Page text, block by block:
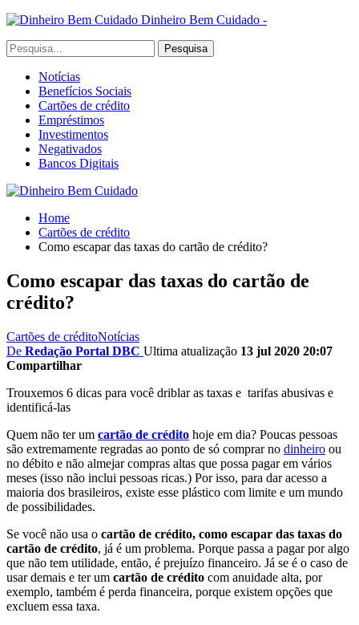
Dinheiro Bem Cuidado -
Notícias
Benefícios Sociais
Cartões de crédito
Empréstimos
Investimentos
Negativados
Bancos Digitais
Home
Cartões de crédito
Como escapar das taxas do cartão de crédito?
Como escapar das taxas do cartão de
crédito?
Cartões de créditoNotícias
De Redação Portal DBC Ultima atualização 13 jul 2020 20:07
Compartilhar
Trouxemos 6 dicas para você driblar as taxas e tarifas abusivas e
identificá-las
Quem não ter um cartão de crédito hoje em dia? Poucas pessoas
são extremamente regradas ao ponto de só comprar no dinheiro ou
no débito e não almejar compras altas que possa pagar em vários
meses (isso não inclui pessoas ricas.) Por isso, para dar acesso a
maioria dos brasileiros, existe esse plástico com limite e um mundo
de possibilidades.
Se você não usa o cartão de crédito, como escapar das taxas do
cartão de crédito, já é um problema. Porque passa a pagar por algo
que não tem utilidade, então, é prejuízo financeiro. Já se é o caso de
usar demais e ter um cartão de crédito com anuidade alta, por
exemplo, também é perda financeira, porque existem opções que
excluem essa taxa.